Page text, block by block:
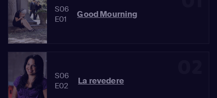
S06
E01
Good Mourning
S06
E02
La revedere